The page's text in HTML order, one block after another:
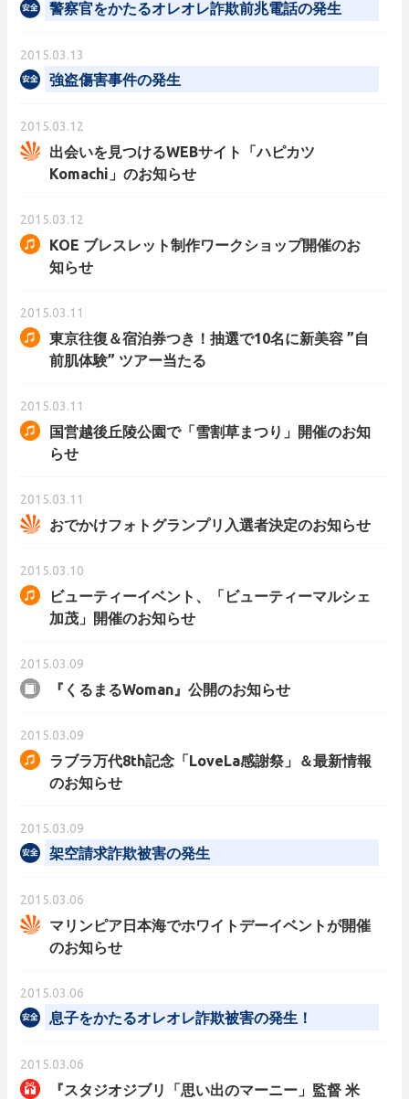
警察官をかたるオレオレ詐欺前兆電話の発生
2015.03.13
強盗傷害事件の発生
2015.03.12
出会いを見つけるWEBサイト「ハピカツ
Komachi」のお知らせ
2015.03.12
KOE ブレスレット制作ワークショップ開催のお
知らせ
2015.03.11
東京往復＆宿泊券つき！抽選で10名に新美容 ”自
前肌体験” ツアー当たる
2015.03.11
国営越後丘陵公園で「雪割草まつり」開催のお知
らせ
2015.03.11
おでかけフォトグランプリ入選者決定のお知らせ
2015.03.10
ビューティーイベント、「ビューティーマルシェ
加茂」開催のお知らせ
2015.03.09
『くるまるWoman』公開のお知らせ
2015.03.09
ラブラ万代8th記念「LoveLa感謝祭」＆最新情報
のお知らせ
2015.03.09
架空請求詐欺被害の発生
2015.03.06
マリンピア日本海でホワイトデーイベントが開催
のお知らせ
2015.03.06
息子をかたるオレオレ詐欺被害の発生！
2015.03.06
『スタジオジブリ「思い出のマーニー」監督 米